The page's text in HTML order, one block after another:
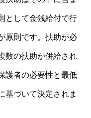
として金銭給付で行
原則です。扶助が必
数の扶助が併給され
護者の必要性と最低
基づいて決定されま